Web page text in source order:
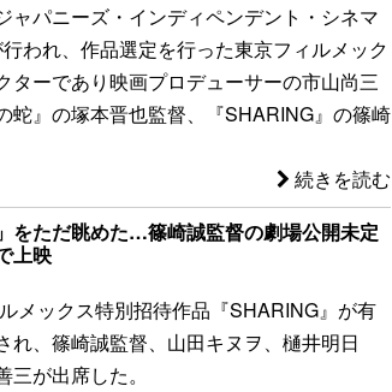
ャパニーズ・インディペンデント・シネマ
われ、作品選定を行った東京フィルメック
ターであり映画プロデューサーの市山尚三
蛇』の塚本晋也監督、『SHARING』の篠崎
続きを読む
をただ眺めた…篠崎誠監督の劇場公開未定
上映
メックス特別招待作品『SHARING』が有
れ、篠崎誠監督、山田キヌヲ、樋井明日
が出席した。